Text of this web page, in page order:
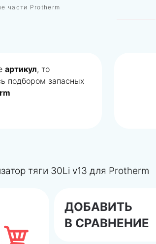
части Protherm
артикул, то
подбором запасных
ДОБАВИТЬ
В СРАВНЕНИЕ